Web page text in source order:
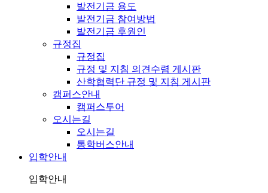
발전기금 용도
발전기금 참여방법
발전기금 후원인
규정집
규정집
규정 및 지침 의견수렴 게시판
산학협력단 규정 및 지침 게시판
캠퍼스안내
캠퍼스투어
오시는길
오시는길
통학버스안내
입학안내
입학안내